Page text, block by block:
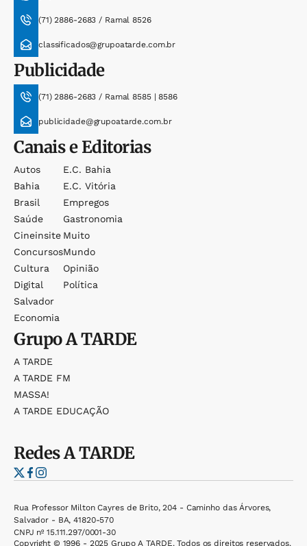
(71) 2886-2683 / Ramal 8526
classificados@grupoatarde.com.br
Publicidade
(71) 2886-2683 / Ramal 8585 | 8586
publicidade@grupoatarde.com.br
Canais e Editorias
Autos
Bahia
Brasil
Saúde
Cineinsite
Concursos
Cultura
Digital
Salvador
Economia
E.c. Bahia
E.c. Vitória
Empregos
Gastronomia
Muito
Mundo
Opinião
Política
GrupoA TARDE
A TARDE
A TARDE FM
MASSA!
A TARDE EDUCAÇÃO
RedesA TARDE
Rua Professor Milton Cayres de Brito, 204 - Caminho das Árvores,
Salvador - BA, 41820-570
CNPJ nº 15.111.297/0001-30
Copyright © 1996 - 2025 Grupo A TARDE. Todos os direitos reservados.